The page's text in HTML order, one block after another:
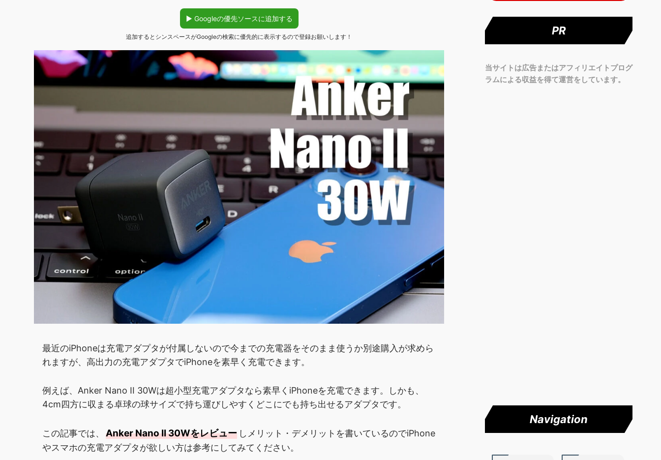
▶︎ Googleの優先ソースに追加する
追加するとシンスペースがGoogleの検索に優先的に表示するので登録お願いします！
最近のiPhoneは充電アダプタが付属しないので今までの充電器をそのまま使うか別途購入が求めら
れますが、高出力の充電アダプタでiPhoneを素早く充電できます。
例えば、Anker Nano II 30Wは超小型充電アダプタなら素早くiPhoneを充電できます。しかも、
4cm四方に収まる卓球の球サイズで持ち運びしやすくどこにでも持ち出せるアダプタです。
この記事では、 Anker Nano II 30Wをレビュー しメリット・デメリットを書いているのでiPhone
やスマホの充電アダプタが欲しい方は参考にしてみてください。
PR
当サイトは広告またはアフィリエイトプログ
ラムによる収益を得て運営をしています。
Navigation